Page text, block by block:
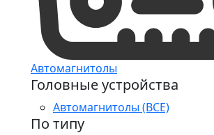
Автомагнитолы
Головные устройства
Автомагнитолы (ВСЕ)
По типу